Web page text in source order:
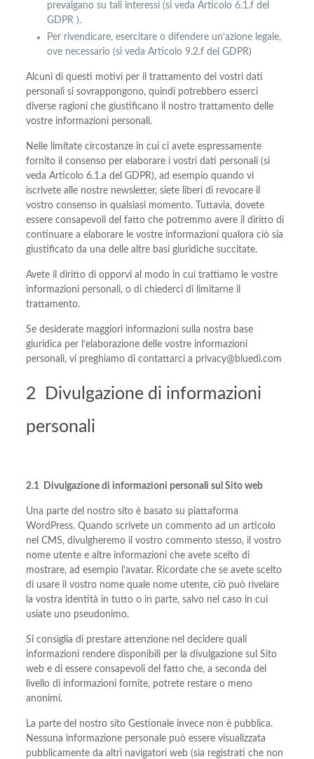
prevalgano su tali interessi (si veda Articolo 6.1.f del
GDPR ).
Per rivendicare, esercitare o difendere un’azione legale,
ove necessario (si veda Articolo 9.2.f del GDPR)
Alcuni di questi motivi per il trattamento dei vostri dati
personali si sovrappongono, quindi potrebbero esserci
diverse ragioni che giustificano il nostro trattamento delle
vostre informazioni personali.
Nelle limitate circostanze in cui ci avete espressamente
fornito il consenso per elaborare i vostri dati personali (si
veda Articolo 6.1.a del GDPR), ad esempio quando vi
iscrivete alle nostre newsletter, siete liberi di revocare il
vostro consenso in qualsiasi momento. Tuttavia, dovete
essere consapevoli del fatto che potremmo avere il diritto di
continuare a elaborare le vostre informazioni qualora ciò sia
giustificato da una delle altre basi giuridiche succitate.
Avete il diritto di opporvi al modo in cui trattiamo le vostre
informazioni personali, o di chiederci di limitarne il
trattamento.
Se desiderate maggiori informazioni sulla nostra base
giuridica per l’elaborazione delle vostre informazioni
personali, vi preghiamo di contattarci a privacy@bluedi.com
2 Divulgazione di informazioni
personali
2.1 Divulgazione di informazioni personali sul Sito web
Una parte del nostro sito è basato su piattaforma
WordPress. Quando scrivete un commento ad un articolo
nel CMS, divulgheremo il vostro commento stesso, il vostro
nome utente e altre informazioni che avete scelto di
mostrare, ad esempio l’avatar. Ricordate che se avete scelto
di usare il vostro nome quale nome utente, ciò può rivelare
la vostra identità in tutto o in parte, salvo nel caso in cui
usiate uno pseudonimo.
Si consiglia di prestare attenzione nel decidere quali
informazioni rendere disponibili per la divulgazione sul Sito
web e di essere consapevoli del fatto che, a seconda del
livello di informazioni fornite, potrete restare o meno
anonimi.
La parte del nostro sito Gestionale invece non è pubblica.
Nessuna informazione personale può essere visualizzata
pubblicamente da altri navigatori web (sia registrati che non